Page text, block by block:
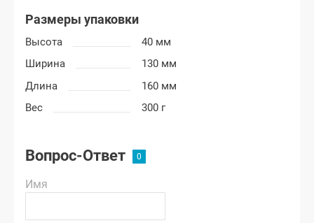
Размеры упаковки
Высота
40 мм
Ширина
130 мм
Длина
160 мм
Вес
300 г
Вопрос-Ответ
Имя